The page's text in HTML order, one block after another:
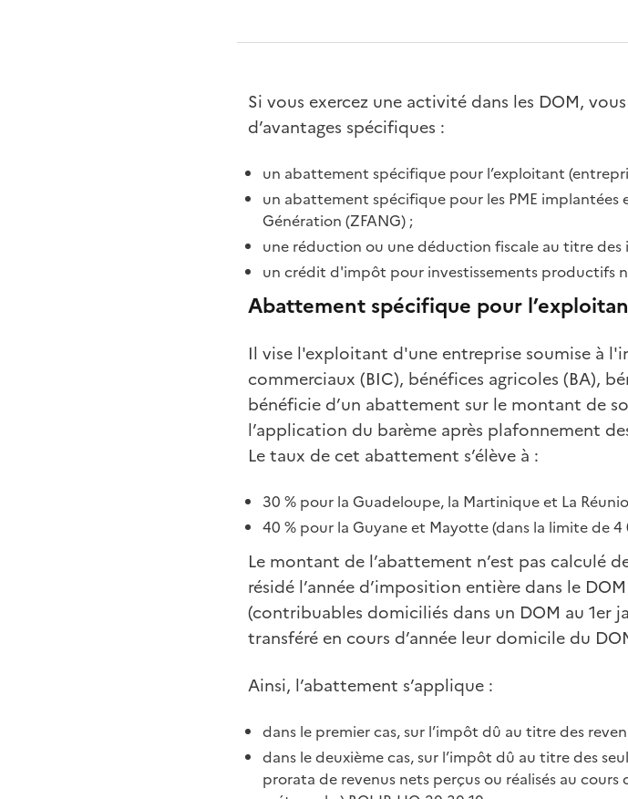
Si vous exercez une activité dans les DOM,
d’avantages spécifiques :
un abattement spécifique pour l’exploitant
un abattement spécifique pour les PME implantées
Génération (ZFANG) ;
une réduction ou une déduction fiscale au titre
un crédit d'impôt pour investissements productifs
Abattement spécifique pour
Il vise l'exploitant d'une entreprise soumise à
commerciaux (BIC), bénéfices agricoles (BA),
bénéficie d’un abattement sur le montant de
l’application du barème après plafonnement
Le taux de cet abattement s’élève à :
30 % pour la Guadeloupe, la Martinique et La
40 % pour la Guyane et Mayotte (dans la limite de 4
Le montant de l’abattement n’est pas calculé
résidé l’année d’imposition entière dans le
(contribuables domiciliés dans un DOM au 1er
transféré en cours d’année leur domicile du
Ainsi, l’abattement s’applique :
dans le premier cas, sur l’impôt dû au titre des
dans le deuxième cas, sur l’impôt dû au titre des
prorata de revenus nets perçus ou réalisés au